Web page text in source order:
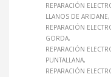
REPARACIÓN
LLANOS DE ARIDANE
REPARACIÓN
GORDA
REPARACIÓN
PUNTALLANA
REPARACIÓN